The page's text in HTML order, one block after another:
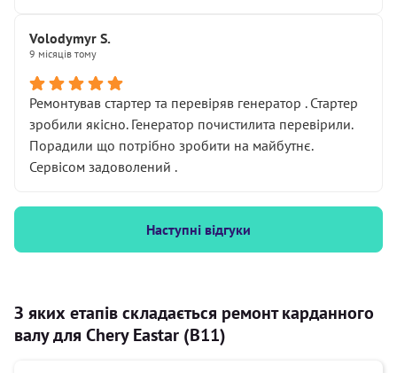
Volodymyr S.
9 місяців тому
Ремонтував стартер та перевіряв генератор . Стартер
зробили якісно. Генератор почистилита перевірили.
Порадили що потрібно зробити на майбутнє.
Сервісом задоволений .
Наступні відгуки
З яких етапів складається ремонт карданного
валу для Chery Eastar (B11)